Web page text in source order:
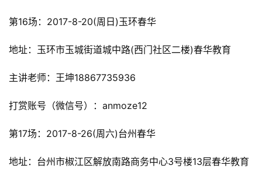
第16场：2017-8-20(周日)玉环春华
地址：玉环市玉城街道城中路(西门社区二楼)春华教育
主讲老师：王坤18867735936
打赏账号（微信号）：anmoze12
第17场：2017-8-26(周六)台州春华
地址：台州市椒江区解放南路商务中心3号楼13层春华教育